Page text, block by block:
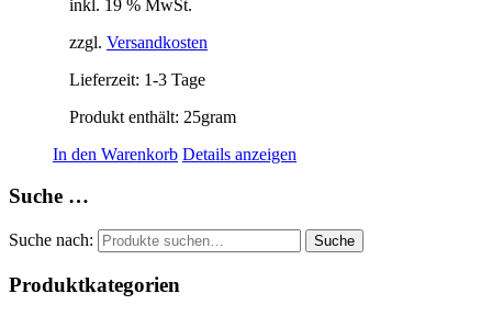
inkl. 19 % MwSt.
zzgl. Versandkosten
Lieferzeit: 1-3 Tage
Produkt enthält: 25gram
In den Warenkorb Details anzeigen
Suche …
Suche nach: Suche
Produktkategorien